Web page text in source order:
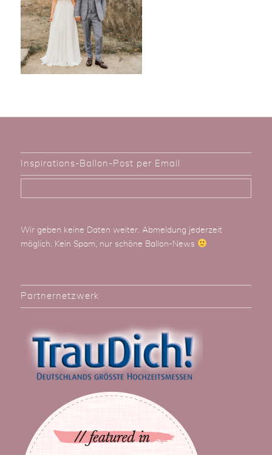
Inspirations-Ballon-Post per Email
Wir geben keine Daten weiter. Abmeldung jederzeit
möglich. Kein Spam, nur schöne Ballon-News
Partnernetzwerk